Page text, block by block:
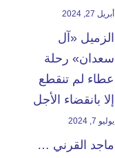
أبريل 27, 2024
الزميل «آل
سعدان» رحلة
عطاء لم تنقطع
إلا بانقضاء الأجل
يوليو 7, 2024
ماجد القرني …